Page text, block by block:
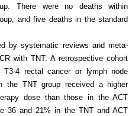
There were no deaths within
and five deaths in the standard
by systematic reviews and meta-
with TNT. A retrospective cohort
4 rectal cancer or lymph node
the TNT group received a higher
dose than those in the ACT
36 and 21% in the TNT and ACT